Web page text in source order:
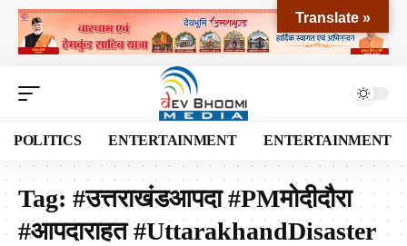
POLITICS ENTERTAINMENT ENTERTAINMENT
Tag: #उत्तराखंडआपदा #PMमोदीदौरा
#आपदाराहत #UttarakhandDisaster
Translate »